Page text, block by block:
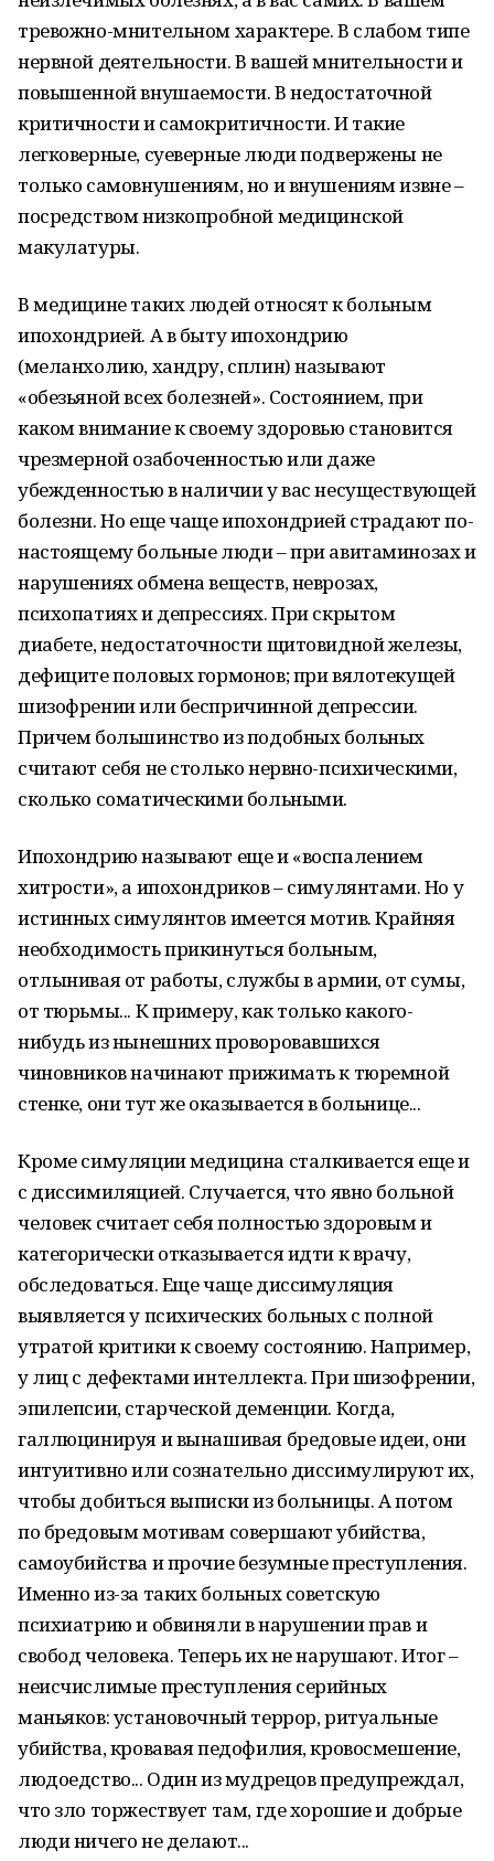
тревожно-мнительном характере. В слабом типе
нервной деятельности. В вашей мнительности и
повышенной внушаемости. В недостаточной
критичности и самокритичности. И такие
легковерные, суеверные люди подвержены не
только самовнушениям, но и внушениям извне –
посредством низкопробной медицинской
макулатуры.
В медицине таких людей относят к больным
ипохондрией. А в быту ипохондрию
(меланхолию, хандру, сплин) называют
«обезьяной всех болезней». Состоянием, при
каком внимание к своему здоровью становится
чрезмерной озабоченностью или даже
убежденностью в наличии у вас несуществующей
болезни. Но еще чаще ипохондрией страдают по-
настоящему больные люди – при авитаминозах и
нарушениях обмена веществ, неврозах,
психопатиях и депрессиях. При скрытом
диабете, недостаточности щитовидной железы,
дефиците половых гормонов; при вялотекущей
шизофрении или беспричинной депрессии.
Причем большинство из подобных больных
считают себя не столько нервно-психическими,
сколько соматическими больными.
Ипохондрию называют еще и «воспалением
хитрости», а ипохондриков – симулянтами. Но у
истинных симулянтов имеется мотив. Крайняя
необходимость прикинуться больным,
отлынивая от работы, службы в армии, от сумы,
от тюрьмы... К примеру, как только какого-
нибудь из нынешних проворовавшихся
чиновников начинают прижимать к тюремной
стенке, они тут же оказывается в больнице...
Кроме симуляции медицина сталкивается еще и
с диссимиляцией. Случается, что явно больной
человек считает себя полностью здоровым и
категорически отказывается идти к врачу,
обследоваться. Еще чаще диссимуляция
выявляется у психических больных с полной
утратой критики к своему состоянию. Например,
у лиц с дефектами интеллекта. При шизофрении,
эпилепсии, старческой деменции. Когда,
галлюцинируя и вынашивая бредовые идеи, они
интуитивно или сознательно диссимулируют их,
чтобы добиться выписки из больницы. А потом
по бредовым мотивам совершают убийства,
самоубийства и прочие безумные преступления.
Именно из-за таких больных советскую
психиатрию и обвиняли в нарушении прав и
свобод человека. Теперь их не нарушают. Итог –
неисчислимые преступления серийных
маньяков: установочный террор, ритуальные
убийства, кровавая педофилия, кровосмешение,
людоедство... Один из мудрецов предупреждал,
что зло торжествует там, где хорошие и добрые
люди ничего не делают...